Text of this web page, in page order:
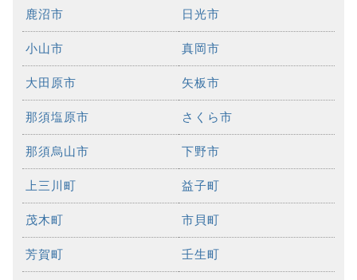
鹿沼市 日光市
小山市 真岡市
大田原市 矢板市
那須塩原市 さくら市
那須烏山市 下野市
上三川町 益子町
茂木町 市貝町
芳賀町 壬生町